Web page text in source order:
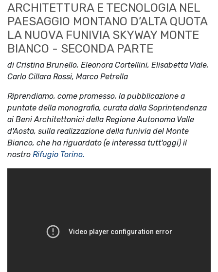
ARCHITETTURA E TECNOLOGIA NEL
PAESAGGIO MONTANO D’ALTA QUOTA
LA NUOVA FUNIVIA SKYWAY MONTE
BIANCO - SECONDA PARTE
di Cristina Brunello, Eleonora Cortellini, Elisabetta Viale,
Carlo Cillara Rossi, Marco Petrella
Riprendiamo, come promesso, la pubblicazione a
puntate della monografia, curata dalla Soprintendenza
ai Beni Architettonici della Regione Autonoma Valle
d'Aosta, sulla realizzazione della funivia del Monte
Bianco, che ha riguardato (e interessa tutt'oggi) il
nostro Rifugio Torino.